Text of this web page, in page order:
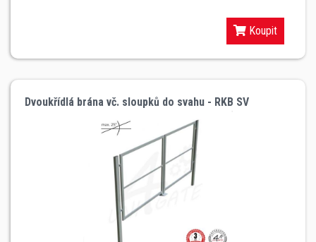
Koupit
Dvoukřídlá brána vč. sloupků do svahu - RKB SV